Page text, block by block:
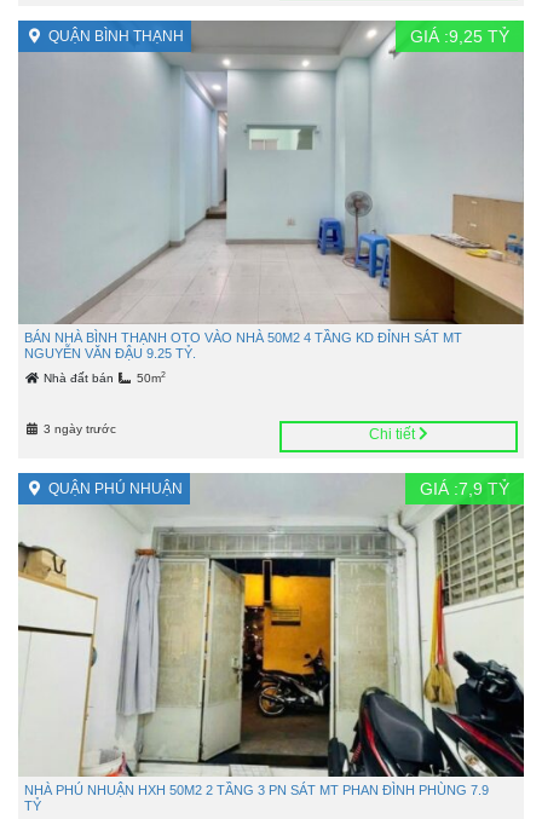
QUẬN BÌNH THẠNH GIÁ :9,25 TỶ
BÁN NHÀ BÌNH THẠNH OTO VÀO NHÀ 50M2 4 TẦNG KD ĐỈNH SÁT MT
NGUYỄN VĂN ĐẬU 9.25 TỶ.
Nhà đất bán 50m2
3 ngày trước Chi tiết
QUẬN PHÚ NHUẬN GIÁ :7,9 TỶ
NHÀ PHÚ NHUẬN HXH 50M2 2 TẦNG 3 PN SÁT MT PHAN ĐÌNH PHÙNG 7.9
TỶ